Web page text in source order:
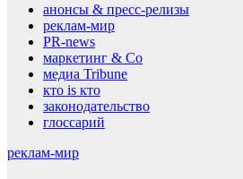
анонсы & пресс-релизы
реклам-мир
PR-news
маркетинг & Co
медиа Tribune
кто is кто
законодательство
глоссарий
реклам-мир